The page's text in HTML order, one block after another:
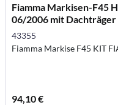
Fiamma Markisen-F45
06/2006 mit Dachträger
43355
Fiamma Markise F45 KIT
94,10 €